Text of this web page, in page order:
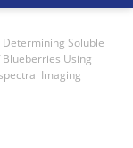
Soluble
Using
Imaging